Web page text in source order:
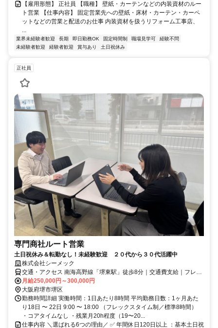
【雇用形態】 正社員 【職種】 壁紙・カーテンなどの内装資材のルー
ト営業 【仕事内容】 固定営業先への壁紙・床材・カーテン・カーペ
ットなどの営業と配送のお仕事 内装資材を扱うリフォーム工事店、
...
業界未経験者歓迎 長期 即日勤務OK 固定時間制 職場見学可
経験不問
未経験者歓迎
経験者歓迎 賞与あり 土日祝休み
正社員
専門商社ルート営業
土日祝休み＆転勤なし！未経験歓迎 ２０代から３０代活躍中
株式会社シーメック
交通・アクセス 南海高野線「堺東駅」徒歩8分｜交通費支給｜フレッ
クス制
月給250,000円～300,000円
大阪府堺市堺区
勤務時間詳細 実働時間：1日あたり8時間 平均勤務日数：1ヶ月あた
り18日 〜 22日 9:00 〜 18:00 （フレックスタイム制／標準8時間）
・コアタイムなし ・残業月20h程度（19〜20...
仕事内容 ＼選ばれる6つの理由／ ✅ 年間休日120日以上 ：基本土日祝